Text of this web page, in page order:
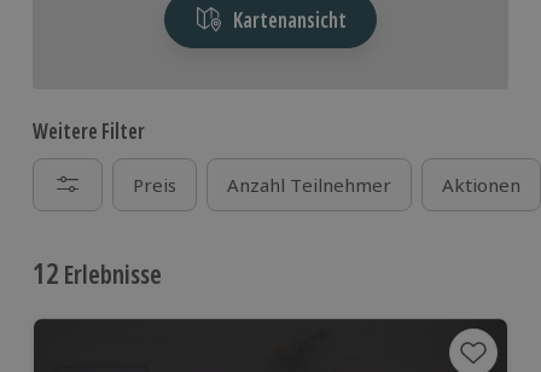
Kartenansicht
Weitere Filter
Preis Anzahl Teilnehmer Aktionen
12 Erlebnisse